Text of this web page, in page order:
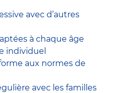
avec d’autres
à chaque âge
individuel
aux normes de
avec les familles